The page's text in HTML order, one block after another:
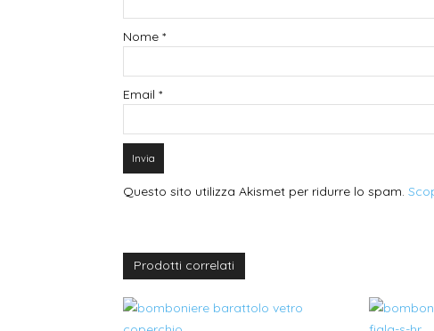
Nome *
Email *
Questo sito utilizza Akismet per ridurre lo spam.
Prodotti correlati